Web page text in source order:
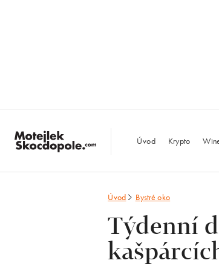
Úvod Krypto
Úvod Bystré oko
Týdenní